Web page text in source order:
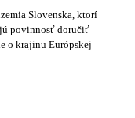
Slovenska, ktorí
povinnosť doručiť
o krajinu Európskej